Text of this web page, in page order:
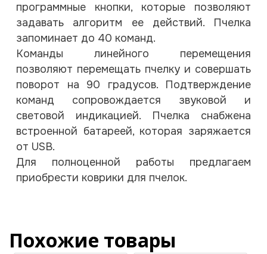
программные кнопки, которые позволяют
задавать алгоритм ее действий. Пчелка
запоминает до 40 команд.
Команды линейного перемещения
позволяют перемещать пчелку и совершать
поворот на 90 градусов. Подтверждение
команд сопровождается звуковой и
световой индикацией. Пчелка снабжена
встроенной батареей, которая заряжается
от USB.
Для полноценной работы предлагаем
приобрести коврики для пчелок.
Похожие товары